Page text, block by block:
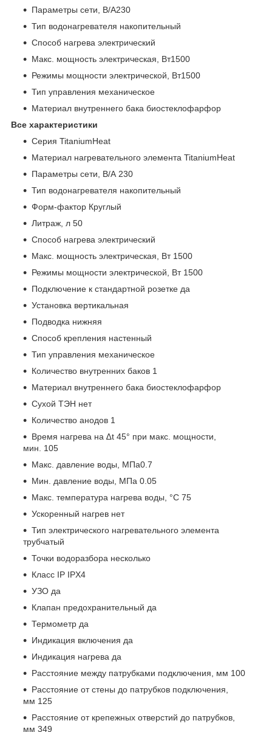
Параметры сети, В/А230
Тип водонагревателя накопительный
Способ нагрева электрический
Макс. мощность электрическая, Вт1500
Режимы мощности электрической, Вт1500
Тип управления механическое
Материал внутреннего бака биостеклофарфор
Все характеристики
Серия TitaniumHeat
Материал нагревательного элемента TitaniumHeat
Параметры сети, В/А 230
Тип водонагревателя накопительный
Форм-фактор Круглый
Литраж, л 50
Способ нагрева электрический
Макс. мощность электрическая, Вт 1500
Режимы мощности электрической, Вт 1500
Подключение к стандартной розетке да
Установка вертикальная
Подводка нижняя
Способ крепления настенный
Тип управления механическое
Количество внутренних баков 1
Материал внутреннего бака биостеклофарфор
Сухой ТЭН нет
Количество анодов 1
Время нагрева на ∆t 45° при макс. мощности,
мин. 105
Макс. давление воды, МПа0.7
Мин. давление воды, МПа 0.05
Макс. температура нагрева воды, °С 75
Ускоренный нагрев нет
Тип электрического нагревательного элемента
трубчатый
Точки водоразбора несколько
Класс IP IPX4
УЗО да
Клапан предохранительный да
Термометр да
Индикация включения да
Индикация нагрева да
Расстояние между патрубками подключения, мм 100
Расстояние от стены до патрубков подключения,
мм 125
Расстояние от крепежных отверстий до патрубков,
мм 349